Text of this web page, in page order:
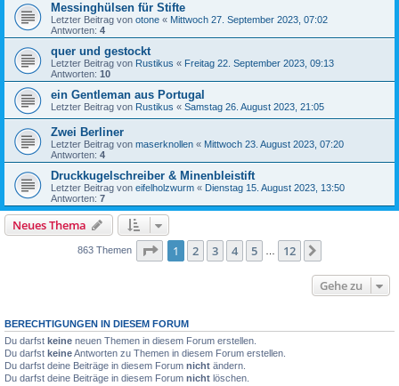
Messinghülsen für Stifte
Letzter Beitrag von otone « Mittwoch 27. September 2023, 07:02
Antworten: 4
quer und gestockt
Letzter Beitrag von Rustikus « Freitag 22. September 2023, 09:13
Antworten: 10
ein Gentleman aus Portugal
Letzter Beitrag von Rustikus « Samstag 26. August 2023, 21:05
Zwei Berliner
Letzter Beitrag von maserknollen « Mittwoch 23. August 2023, 07:20
Antworten: 4
Druckkugelschreiber & Minenbleistift
Letzter Beitrag von eifelholzwurm « Dienstag 15. August 2023, 13:50
Antworten: 7
Neues Thema
863 Themen Seite 1von 12
1 2 3 4 5 12
Gehe zu
BERECHTIGUNGEN IN DIESEM FORUM
Du darfst keine neuen Themen in diesem Forum erstellen.
Du darfst keineAntworten zu Themen in diesem Forum erstellen.
Du darfst deine Beiträge in diesem Forum nicht ändern.
Du darfst deine Beiträge in diesem Forum nicht löschen.